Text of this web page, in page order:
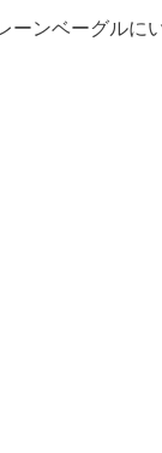
ンベーグルに